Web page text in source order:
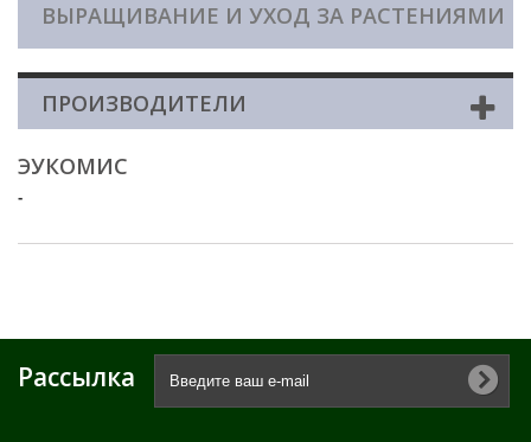
ВЫРАЩИВАНИЕ И УХОД ЗА РАСТЕНИЯМИ
ПРОИЗВОДИТЕЛИ
ЭУКОМИС
-
Рассылка